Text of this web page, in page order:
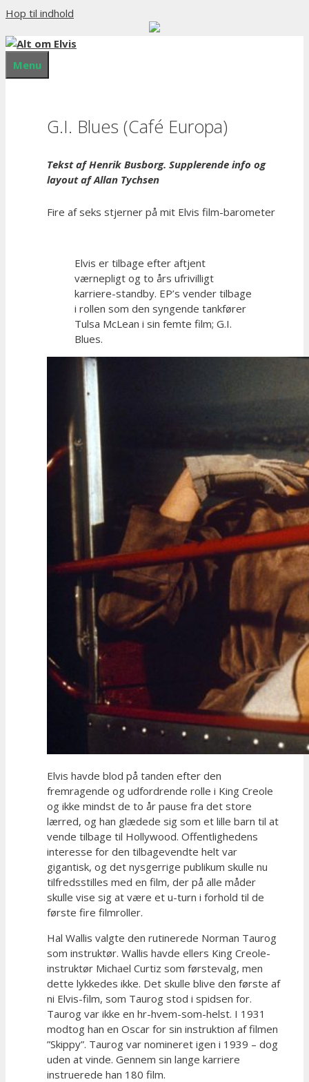
Hop til indhold
Menu
G.I. Blues (Café Europa)
Tekst af Henrik Busborg. Supplerende info og
layout af Allan Tychsen
Fire af seks stjerner på mit Elvis film-barometer
Elvis er tilbage efter aftjent
værnepligt og to års ufrivilligt
karriere-standby. EP’s vender tilbage
i rollen som den syngende tankfører
Tulsa McLean i sin femte film; G.I.
Blues.
Elvis havde blod på tanden efter den
fremragende og udfordrende rolle i King Creole
og ikke mindst de to år pause fra det store
lærred, og han glædede sig som et lille barn til at
vende tilbage til Hollywood. Offentlighedens
interesse for den tilbagevendte helt var
gigantisk, og det nysgerrige publikum skulle nu
tilfredsstilles med en film, der på alle måder
skulle vise sig at være et u-turn i forhold til de
første fire filmroller.
Hal Wallis valgte den rutinerede Norman Taurog
som instruktør. Wallis havde ellers King Creole-
instruktør Michael Curtiz som førstevalg, men
dette lykkedes ikke. Det skulle blive den første af
ni Elvis-film, som Taurog stod i spidsen for.
Taurog var ikke en hr-hvem-som-helst. I 1931
modtog han en Oscar for sin instruktion af filmen
”Skippy”. Taurog var nomineret igen i 1939 – dog
uden at vinde. Gennem sin lange karriere
instruerede han 180 film.